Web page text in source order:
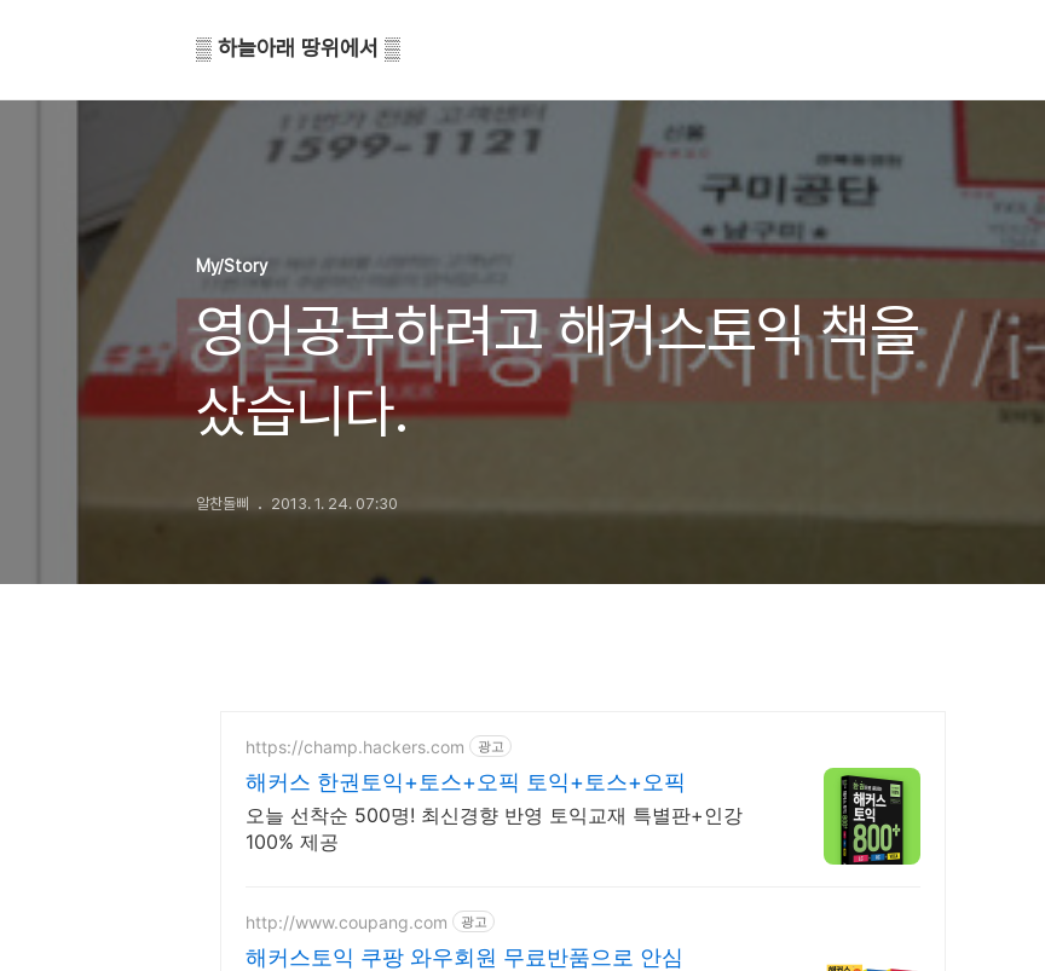
▒ 하늘아래 땅위에서 ▒
My/Story
영어공부하려고 해커스토익 책을
샀습니다.
알찬돌삐 2013. 1. 24. 07:30
https://champ.hackers.com 광고
해커스 한권토익+토스+오픽 토익+토스+오픽
오늘 선착순 500명! 최신경향 반영 토익교재 특별판+인강
100% 제공
http://www.coupang.com 광고
해커스토익 쿠팡 와우회원 무료반품으로 안심